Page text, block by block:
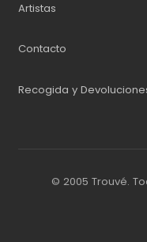
Artistas
Contacto
Recogida y
© 2005 Trouvé.